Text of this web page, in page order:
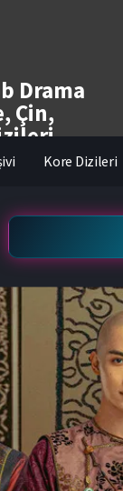
Drama
Çin,
Kore Dizileri